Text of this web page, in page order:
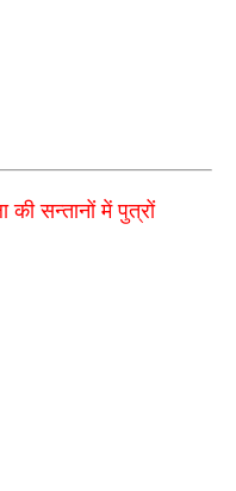
की सन्तानों में पुत्रों